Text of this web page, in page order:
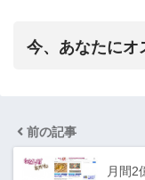
今、あなたにオ
前の記事
月間2